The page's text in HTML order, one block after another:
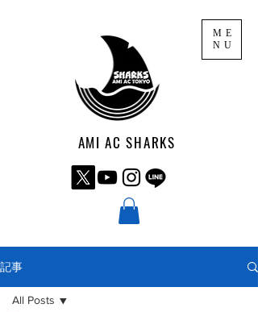
ME
NU
AMI AC SHARKS
記事
All Posts